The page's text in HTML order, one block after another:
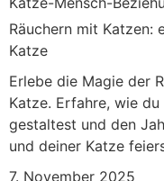
Räuchern mit Katzen:
Katze
Erlebe die Magie der
Katze. Erfahre, wie
gestaltest und den
und deiner Katze
7. November 2025